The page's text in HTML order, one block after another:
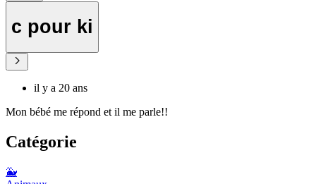
c pour ki
il y a 20 ans
Mon bébé me répond et il me parle!!
Catégorie
🐳